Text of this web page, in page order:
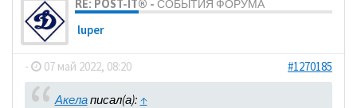
RE: POST-IT® - СОБЫТИЯ ФОРУМА
luper
- 07 май 2022, 08:20 #1270185
Акелаписал(а): ↑